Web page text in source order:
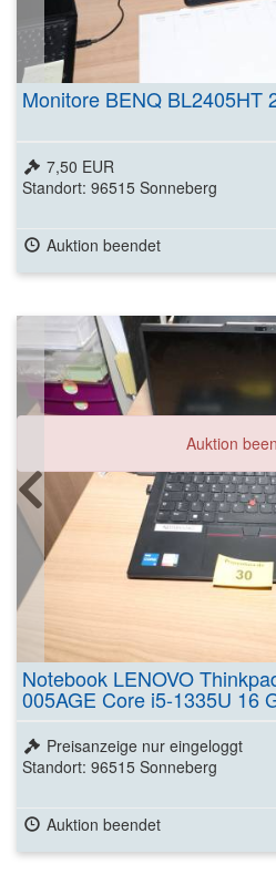
Monitore BENQ BL2405HT
7,50 EUR
Standort: 96515 Sonneberg
Auktion beendet
Auktion
Notebook LENOVO
005AGE Core i5-1335U 16
Preisanzeige nur eingeloggt
Standort: 96515 Sonneberg
Auktion beendet